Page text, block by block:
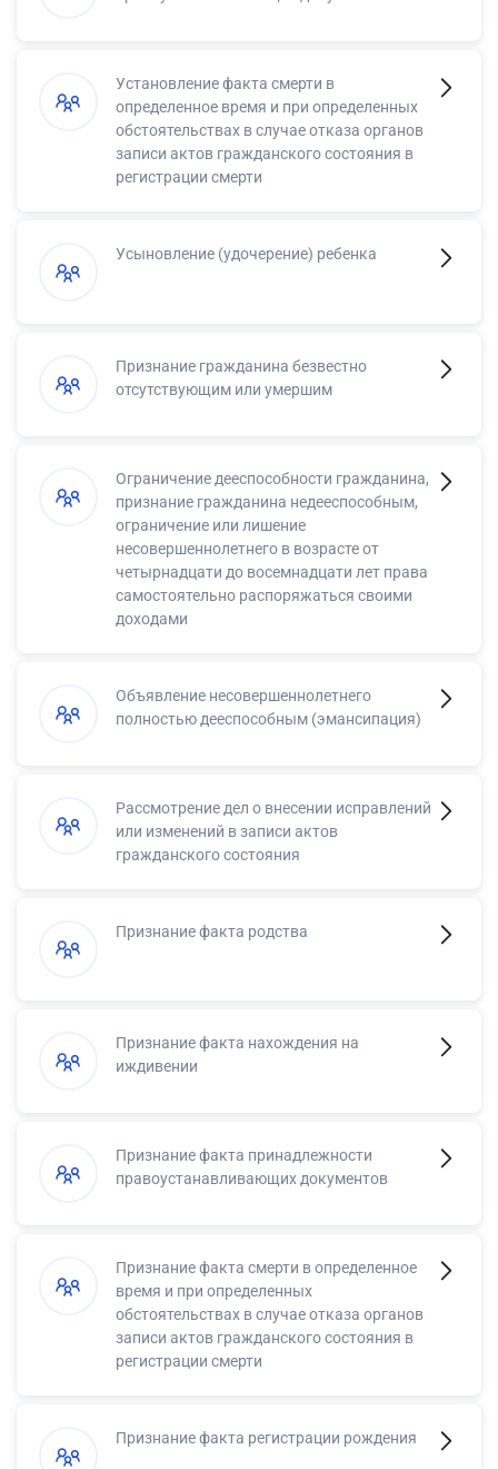
Установление факта смерти в
определенное время и при определенных
обстоятельствах в случае отказа органов
записи актов гражданского состояния в
регистрации смерти
Усыновление (удочерение) ребенка
Признание гражданина безвестно
отсутствующим или умершим
Ограничение дееспособности гражданина,
признание гражданина недееспособным,
ограничение или лишение
несовершеннолетнего в возрасте от
четырнадцати до восемнадцати лет права
самостоятельно распоряжаться своими
доходами
Объявление несовершеннолетнего
полностью дееспособным (эмансипация)
Рассмотрение дел о внесении исправлений
или изменений в записи актов
гражданского состояния
Признание факта родства
Признание факта нахождения на
иждивении
Признание факта принадлежности
правоустанавливающих документов
Признание факта смерти в определенное
время и при определенных
обстоятельствах в случае отказа органов
записи актов гражданского состояния в
регистрации смерти
Признание факта регистрации рождения